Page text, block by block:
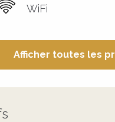
WiFi
Afficher toutes les